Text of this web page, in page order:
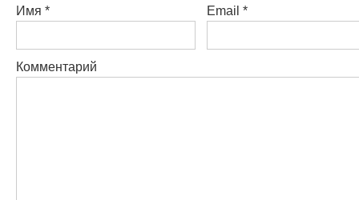
Имя * Email *
Комментарий